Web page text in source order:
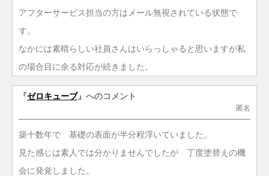
アフターサービス担当の方はメール無視されている状態で
す。
なかには素晴らしい社員さんはいらっしゃると思いますが私
の場合目に余る対応が続きました。
『ゼロキューブ』へのコメント
匿名
築十数年で 基礎の表面が半分程浮いていました。
見た感じは素人では分かりませんでしたが 丁度塗替えの機
会に発覚しました。